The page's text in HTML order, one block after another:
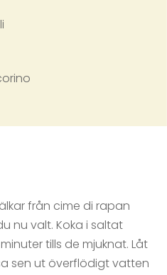
från cime di rapan
nu valt. Koka i saltat
tills de mjuknat. Låt
sen ut överflödigt vatten